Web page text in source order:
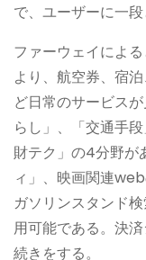
で、ユーザーに一段
ファーウェイによ
より、航空券、宿
ど日常のサービス
らし」、「交通手
財テク」の4分野が
ィ」、映画関連
ガソリンスタンド
用可能である。決
続きをする。